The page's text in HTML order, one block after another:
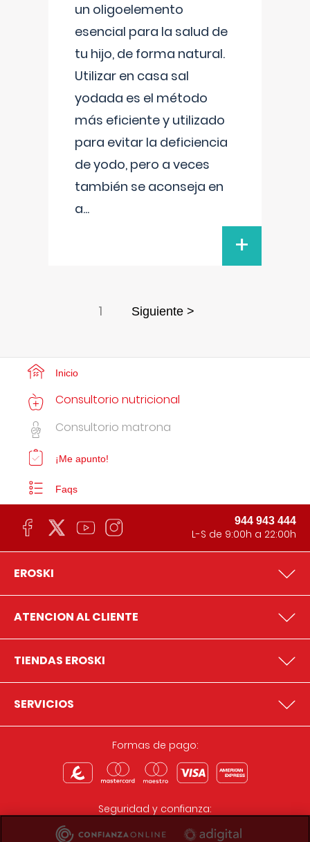
un oligoelemento
esencial para la salud de
tu hijo, de forma natural.
Utilizar en casa sal
yodada es el método
más eficiente y utilizado
para evitar la deficiencia
de yodo, pero a veces
también se aconseja en
a...
+
1 Siguiente >
Inicio
Consultorio nutricional
Consultorio matrona
¡Me apunto!
Faqs
944 943 444
L-S de 9:00h a 22:00h
EROSKI
ATENCION AL CLIENTE
TIENDAS EROSKI
SERVICIOS
Formas de pago:
Seguridad y confianza: